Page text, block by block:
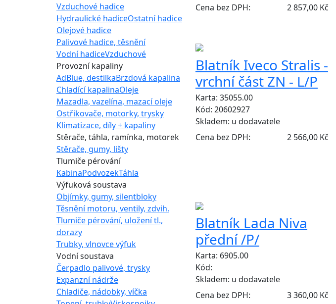
Vzduchové hadice
Hydraulické hadiceOstatní hadice
Olejové hadice
Palivové hadice, těsnění
Vodní hadiceVzduchové
Provozní kapaliny
AdBlue, destilkaBrzdová kapalina
Chladící kapalinaOleje
Mazadla, vazelína, mazací oleje
Ostřikovače, motorky, trysky
Klimatizace, díly + kapaliny
Stěrače, táhla, ramínka, motorek
Stěrače, gumy, lišty
Tlumiče pérování
KabinaPodvozekTáhla
Výfuková soustava
Objímky, gumy, silentbloky
Těsnění motoru, ventily, zdvih.
Tlumiče pérování, uložení tl.,
dorazy
Trubky, vlnovce výfuk
Vodní soustava
Čerpadlo palivové, trysky
Expanzní nádrže
Chladiče, nádobky, víčka
Cena bez DPH:
2 857,00 Kč
Blatník Iveco Stralis -
vrchní část ZN - L/P
Karta: 35055.00
Kód: 20602927
Skladem: u dodavatele
Cena bez DPH:
2 566,00 Kč
Blatník Lada Niva
přední /P/
Karta: 6905.00
Kód:
Skladem: u dodavatele
Cena bez DPH:
3 360,00 Kč